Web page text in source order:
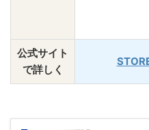
公式サイト
で詳しく